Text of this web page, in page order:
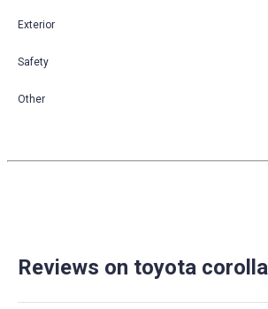
Exterior
Safety
Other
Reviews on toyota corolla